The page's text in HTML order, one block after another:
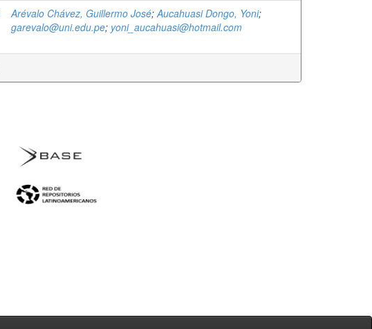
Arévalo Chávez, Guillermo José; Aucahuasi Dongo, Yoni;
garevalo@uni.edu.pe; yoni_aucahuasi@hotmail.com